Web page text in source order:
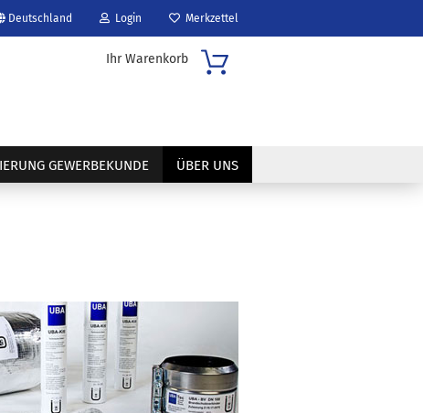
Deutschland Login Merkzettel
Ihr Warenkorb
GEWERBEKUNDE ÜBER UNS